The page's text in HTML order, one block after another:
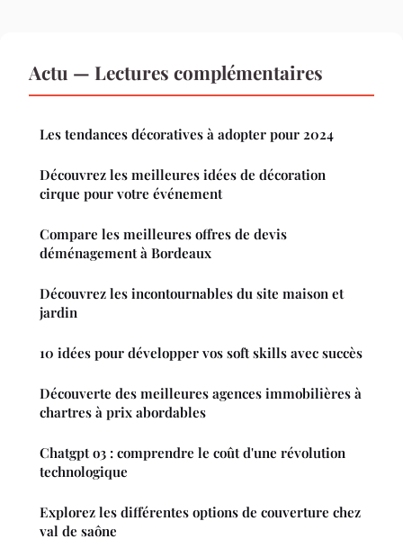
Actu — Lectures complémentaires
Les tendances décoratives à adopter pour 2024
Découvrez les meilleures idées de décoration
cirque pour votre événement
Compare les meilleures offres de devis
déménagement à Bordeaux
Découvrez les incontournables du site maison et
jardin
10 idées pour développer vos soft skills avec succès
Découverte des meilleures agences immobilières à
chartres à prix abordables
Chatgpt o3 : comprendre le coût d'une révolution
technologique
Explorez les différentes options de couverture chez
val de saône